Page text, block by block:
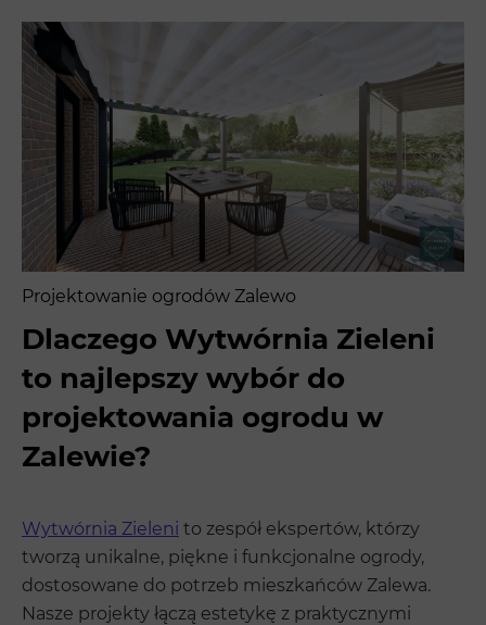
Projektowanie ogrodów Zalewo
Dlaczego Wytwórnia Zieleni
to najlepszy wybór do
projektowania ogrodu w
Zalewie?
Wytwórnia Zieleni to zespół ekspertów, którzy
tworzą unikalne, piękne i funkcjonalne ogrody,
dostosowane do potrzeb mieszkańców Zalewa.
Nasze projekty łączą estetykę z praktycznymi